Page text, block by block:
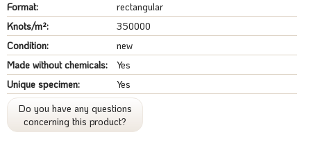
Format:
rectangular
Knots/m²:
350000
Condition:
new
Made without chemicals:
Yes
Unique specimen:
Yes
Do you have any questions
concerning this product?